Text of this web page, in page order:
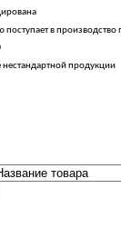
поступает в производство
продукции